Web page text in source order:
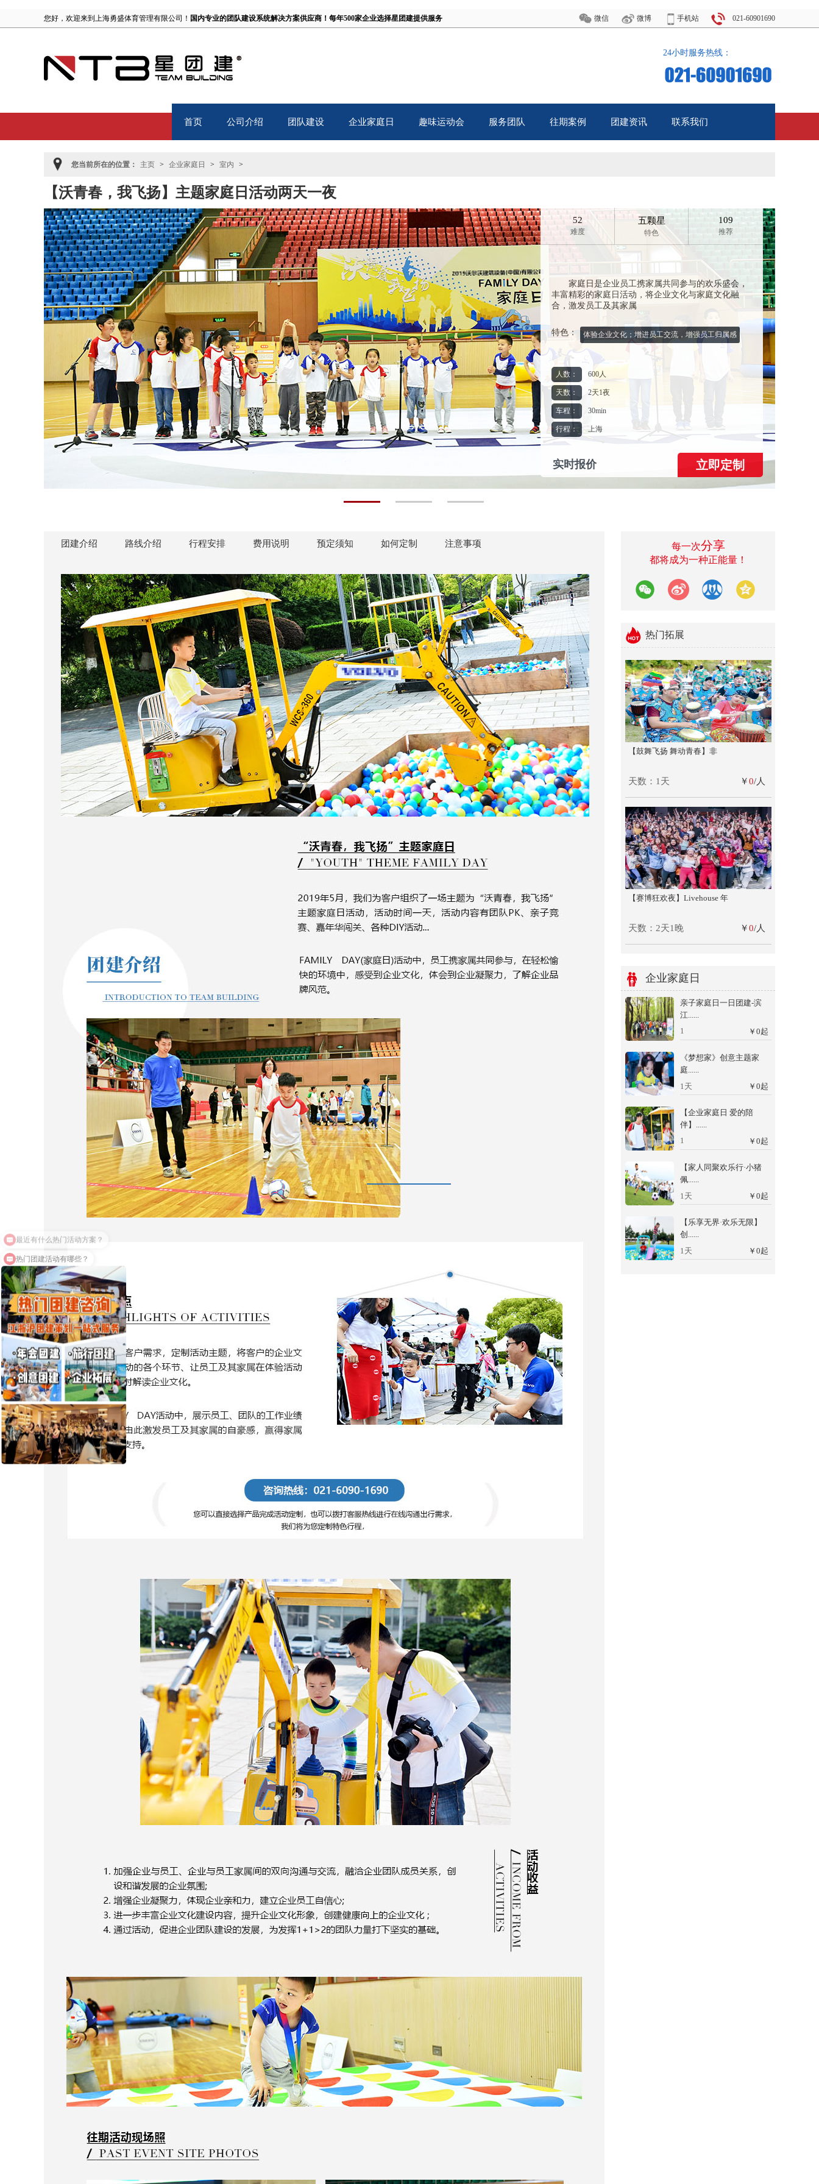
您好，欢迎来到上海勇盛体育管理有限公司！ 国内专业的团队建设系统解决方案供应商！ 每年500家企业选择星团建提供服务 微信 微博 手机站 021-60901690
24小时服务热线：
首页 公司介绍 团队建设 企业家庭日 趣味运动会 服务团队 往期案例 团建资讯 联系我们
您当前所在的位置： 主页 > 企业家庭日 > 室内 >
【沃青春，我飞扬】主题家庭日活动两天一夜
52
难度
五颗星
特色
109
推荐
家庭日是企业员工携家属共同参与的欢乐盛会，
丰富精彩的家庭日活动，将企业文化与家庭文化融
合，激发员工及其家属
特色： 体验企业文化；增进员工交流，增强员工归属感
人数： 600人
天数： 2天1夜
车程： 30min
行程： 上海
实时报价
团建介绍 路线介绍 行程安排 费用说明 预定须知 如何定制 注意事项 每一次分享
都将成为一种正能量！
热门拓展
【鼓舞飞扬 舞动青春】非
天数：1天 ￥0/人
【赛博狂欢夜】Livehouse 年
天数：2天1晚 ￥0/人
企业家庭日
亲子家庭日一日团建-滨
江......
1
￥ 0起
《梦想家》创意主题家
庭......
1天
￥ 0起
【企业家庭日 爱的陪
伴】......
1
￥ 0起
【家人同聚欢乐行·小猪
佩......
1天
￥ 0起
【乐享无界·欢乐无限】
创......
1天
￥ 0起
热门团建活动有哪些？